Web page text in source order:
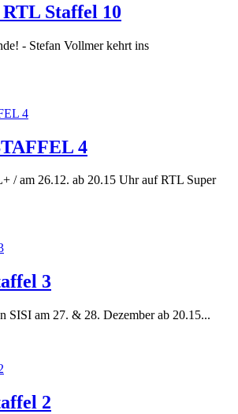
Staffel 10
- Stefan Vollmer kehrt ins
4
/ am 26.12. ab 20.15 Uhr auf RTL Super
3
SISI am 27. & 28. Dezember ab 20.15...
2